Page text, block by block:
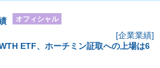
オフィシャル
[企業業績]
ETF、ホーチミン証取への上場は6